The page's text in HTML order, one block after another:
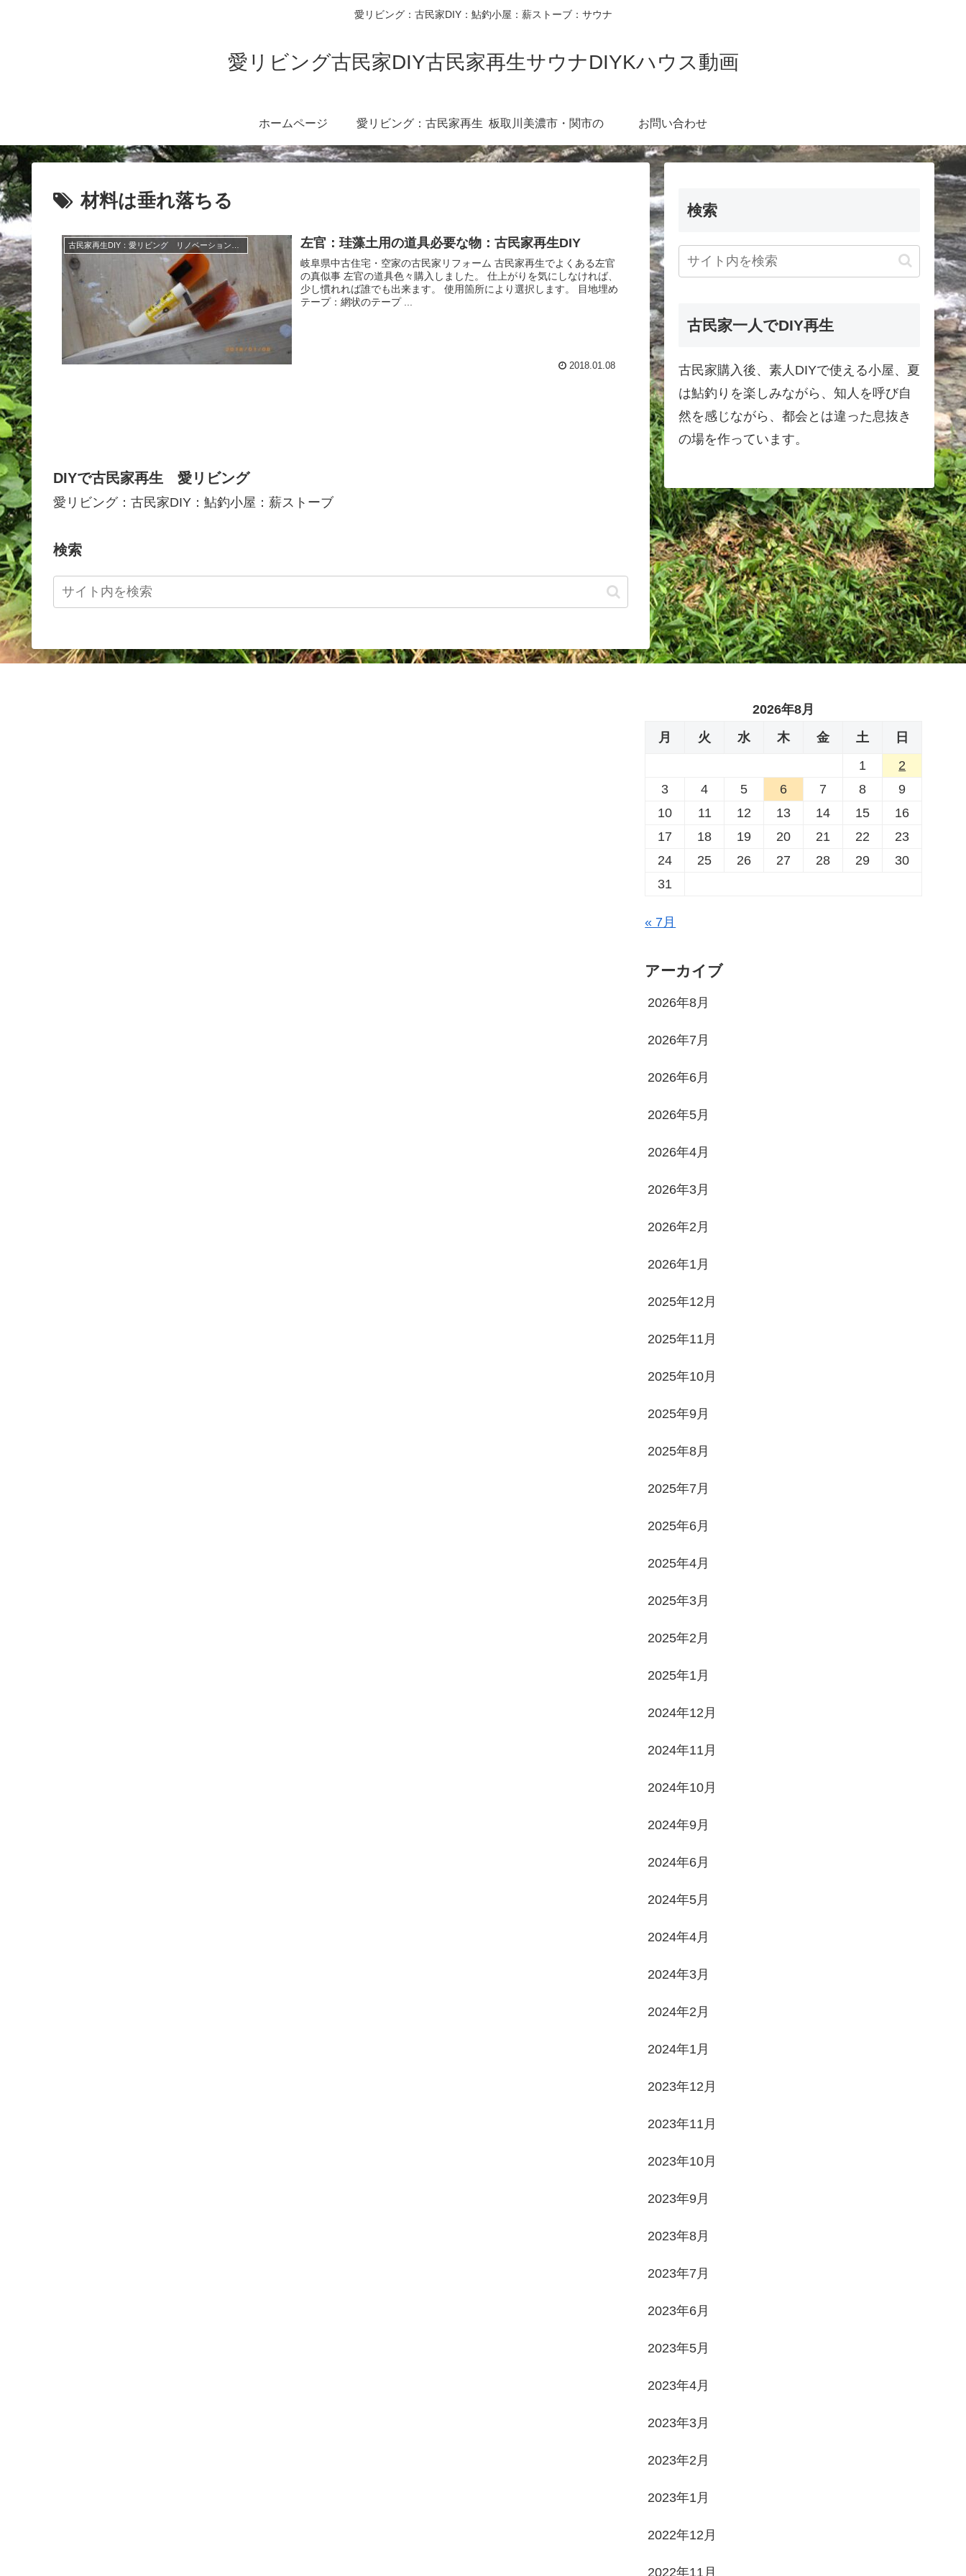
愛リビング：古民家DIY：鮎釣小屋：薪ストーブ：サウナ
愛リビング古民家DIY古民家再生サウナDIYKハウス動画
ホームページ 愛リビング：古民家再生
diy360度
板取川美濃市・関市の
川：３６０度カメラ
お問い合わせ
材料は垂れ落ちる
左官：珪藻土用の道具必要な物：古民家再生DIY
岐阜県中古住宅・空家の古民家リフォーム 古民家再生でよくある左官
の真似事 左官の道具色々購入しました。 仕上がりを気にしなければ、
少し慣れれば誰でも出来ます。 使用箇所により選択します。 目地埋め
テープ：網状のテープ ...
2018.01.08
DIYで古民家再生 愛リビング
愛リビング：古民家DIY：鮎釣小屋：薪ストーブ
検索
検索
古民家一人でDIY再生
古民家購入後、素人DIYで使える小屋、夏
は鮎釣りを楽しみながら、知人を呼び自
然を感じながら、都会とは違った息抜き
の場を作っています。
2026年8月
月
火 水 木 金 土
日
1
2
3
4 5 6 7 8
9
10
11 12 13 14 15
16
17
18 19 20 21 22
23
24
25 26 27 28 29
30
31
« 7月
アーカイブ
2026年8月
2026年7月
2026年6月
2026年5月
2026年4月
2026年3月
2026年2月
2026年1月
2025年12月
2025年11月
2025年10月
2025年9月
2025年8月
2025年7月
2025年6月
2025年4月
2025年3月
2025年2月
2025年1月
2024年12月
2024年11月
2024年10月
2024年9月
2024年6月
2024年5月
2024年4月
2024年3月
2024年2月
2024年1月
2023年12月
2023年11月
2023年10月
2023年9月
2023年8月
2023年7月
2023年6月
2023年5月
2023年4月
2023年3月
2023年2月
2023年1月
2022年12月
2022年11月